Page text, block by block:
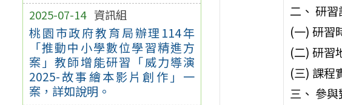
2025-07-14 資訊組
桃園市政府教育局辦理114年
「推動中小學數位學習精進方
案」教師增能研習「威力導演
2025-故事繪本影片創作」一
案，詳如說明。
二、 研習
(一) 研習
(二) 研習
(三) 課程
三、 參與